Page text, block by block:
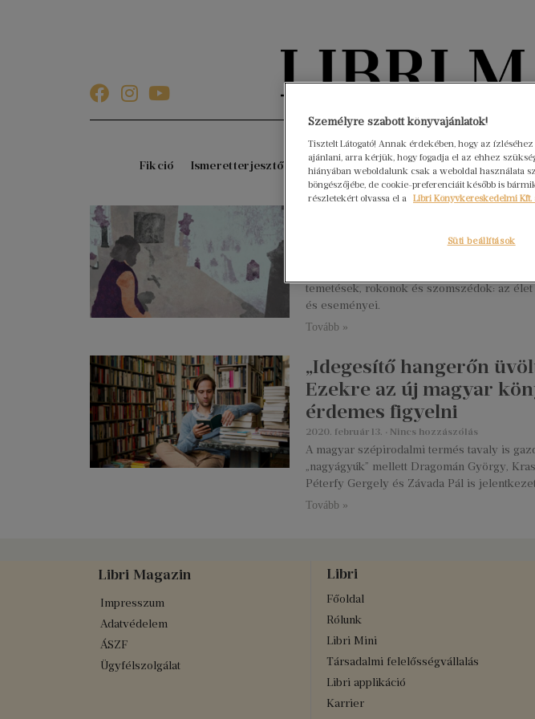
Könyvektől
Fikció Ismeretterjesztő Gyerekkönyvek Interjúk Beleolvasó
Nincs hozzászólás
Jolka egy lassan a 100. életévéhez közelítő
temetések, rokonok és szomszédok: az
és eseményei.
Tovább »
„Idegesítő hangerőn
Ezekre az új magyar
érdemes figyelni
2020. február 13. Nincs hozzászólás
A magyar szépirodalmi termés tavaly is
„nagyágyúk” mellett Dragomán György,
Péterfy Gergely és Závada Pál is
Tovább »
Libri Magazin
Impresszum
Adatvédelem
ÁSZF
Ügyfélszolgálat
Libri
Főoldal
Rólunk
Libri Mini
Társadalmi felelősségvállalás
Libri applikáció
Karrier
Személyre szabott könyvajánlatok!
Tisztelt Látogató! Annak érdekében, hogy az
ajánlani, arra kérjük, hogy fogadja el az ehhez
hiányában weboldalunk csak a weboldal használata
böngészőjébe, de cookie-preferenciáit később is
részletekért olvassa el a Libri Könyvkereskedelmi
Süti beállítások